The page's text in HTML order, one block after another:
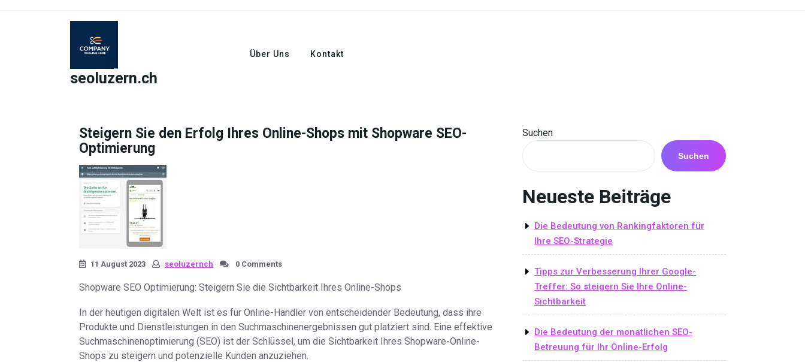
seoluzern.ch
Über Uns Kontakt
Steigern Sie den Erfolg Ihres Online-Shops mit Shopware SEO-
Optimierung
11 August 2023 seoluzernch 0 Comments
Shopware SEO Optimierung: Steigern Sie die Sichtbarkeit Ihres Online-Shops
In der heutigen digitalen Welt ist es für Online-Händler von entscheidender Bedeutung, dass ihre
Produkte und Dienstleistungen in den Suchmaschinenergebnissen gut platziert sind. Eine effektive
Suchmaschinenoptimierung (SEO) ist der Schlüssel, um die Sichtbarkeit Ihres Shopware-Online-
Shops zu steigern und potenzielle Kunden anzuziehen.
Suchen
Suchen
Neueste Beiträge
Die Bedeutung von Rankingfaktoren für
Ihre SEO-Strategie
Tipps zur Verbesserung Ihrer Google-
Treffer: So steigern Sie Ihre Online-
Sichtbarkeit
Die Bedeutung der monatlichen SEO-
Betreuung für Ihr Online-Erfolg